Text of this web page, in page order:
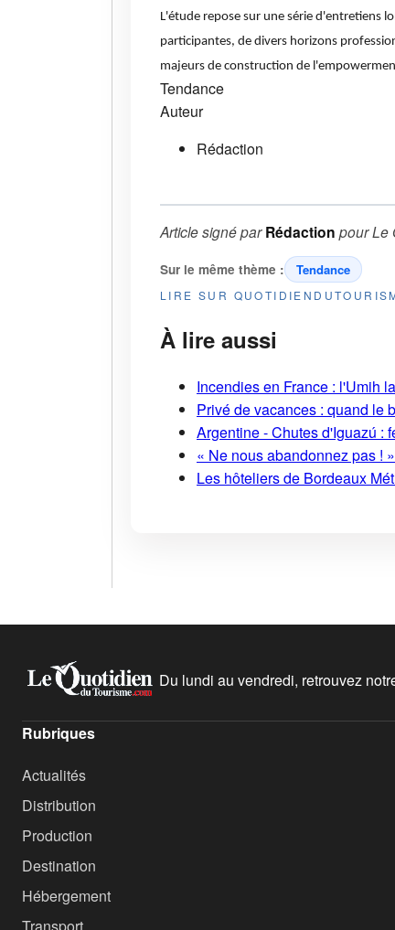
L'étude repose sur une série d'entretiens
participantes, de divers horizons
majeurs de construction de
Tendance
Auteur
Rédaction
Article signé parRédaction pourLe
Sur le même thème : Tendance
LIRE SUR
À lire aussi
Incendies en France : l'Umih
Privé de vacances : quand le
Argentine - Chutes d'Iguazú :
« Ne nous abandonnez pas !
Les hôteliers de Bordeaux
Du lundi au vendredi, retrouvez
Rubriques
Actualités
Distribution
Production
Destination
Hébergement